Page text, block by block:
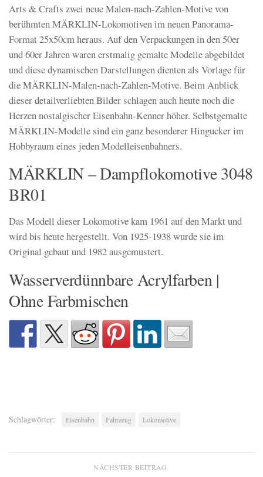
Arts & Crafts zwei neue Malen-nach-Zahlen-Motive von
berühmten MÄRKLIN-Lokomotiven im neuen Panorama-
Format 25x50cm heraus. Auf den Verpackungen in den 50er
und 60er Jahren waren erstmalig gemalte Modelle abgebildet
und diese dynamischen Darstellungen dienten als Vorlage für
die MÄRKLIN-Malen-nach-Zahlen-Motive. Beim Anblick
dieser detailverliebten Bilder schlagen auch heute noch die
Herzen nostalgischer Eisenbahn-Kenner höher. Selbstgemalte
MÄRKLIN-Modelle sind ein ganz besonderer Hingucker im
Hobbyraum eines jeden Modelleisenbahners.
MÄRKLIN – Dampflokomotive 3048
BR01
Das Modell dieser Lokomotive kam 1961 auf den Markt und
wird bis heute hergestellt. Von 1925-1938 wurde sie im
Original gebaut und 1982 ausgemustert.
Wasserverdünnbare Acrylfarben |
Ohne Farbmischen
Schlagwörter: Eisenbahn Fahrzeug Lokomotive
NÄCHSTER BEITRAG